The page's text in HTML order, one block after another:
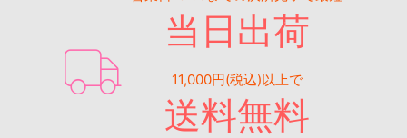
当日出荷
11,000円(税込)以上で
送料無料